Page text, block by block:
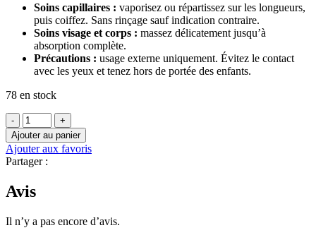
Soins capillaires : vaporisez ou répartissez sur les longueurs,
puis coiffez. Sans rinçage sauf indication contraire.
Soins visage et corps : massez délicatement jusqu’à
absorption complète.
Précautions : usage externe uniquement. Évitez le contact
avec les yeux et tenez hors de portée des enfants.
78 en stock
quantité
de
HUILE
DE
CHEBE
Ajouter au panier
Ajouter aux favoris
Partager :
Avis
Il n’y a pas encore d’avis.